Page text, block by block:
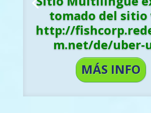
tomado del sitio
http://
m.net/de/uber-
MÁS INFO
Sitio Multilingüe
tomado del sitio
http://
m.net/ru/о-